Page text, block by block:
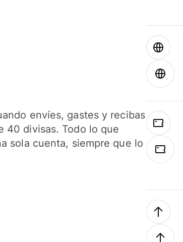
envíes, gastes y recibas
40 divisas. Todo lo que
sola cuenta, siempre que lo